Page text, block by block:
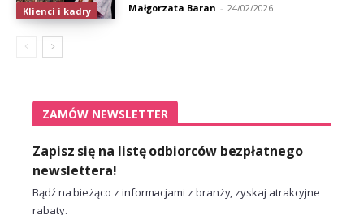
Klienci i kadry Małgorzata Baran - 24/02/2026
ZAMÓW NEWSLETTER
Zapisz się na listę odbiorców bezpłatnego
newslettera!
Bądź na bieżąco z informacjami z branży, zyskaj atrakcyjne
rabaty.